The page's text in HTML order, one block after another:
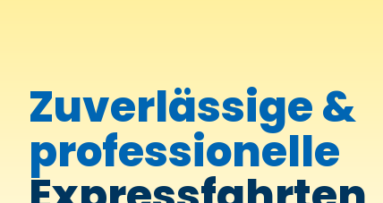
Zuverlässige &
professionelle
Kurierdienste
Expressfahrten